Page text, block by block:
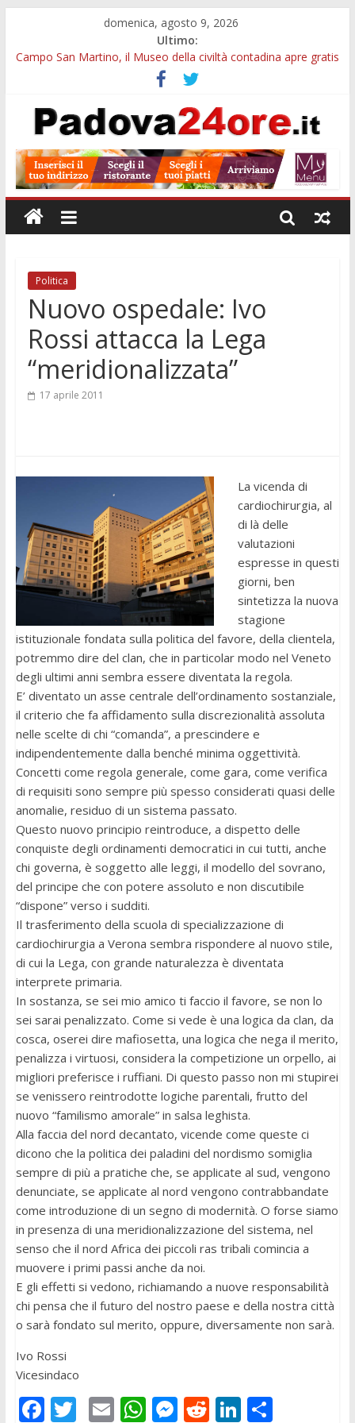
domenica, agosto 9, 2026
Ultimo:
Campo San Martino, il Museo della civiltà contadina apre gratis
Notturni al Museo di Geografia di Padova: visita tra globi,
atlanti e carte antiche
Campus estivo nei Musei Civici di Padova: arte e monumenti
Galleria Cavour, cento opere di Diana Migliorato tra colore,
poesia e musica a Padova
Cinema Arena Romana, stasera la commedia di Antonio
Albanese sotto le stelle a Padova
Politica
Nuovo ospedale: Ivo
Rossi attacca la Lega
“meridionalizzata”
17 aprile 2011
La vicenda di
cardiochirurgia, al
di là delle
valutazioni
espresse in questi
giorni, ben
sintetizza la nuova
stagione
istituzionale fondata sulla politica del favore, della clientela,
potremmo dire del clan, che in particolar modo nel Veneto
degli ultimi anni sembra essere diventata la regola.
E’ diventato un asse centrale dell’ordinamento sostanziale,
il criterio che fa affidamento sulla discrezionalità assoluta
nelle scelte di chi “comanda”, a prescindere e
indipendentemente dalla benché minima oggettività.
Concetti come regola generale, come gara, come verifica
di requisiti sono sempre più spesso considerati quasi delle
anomalie, residuo di un sistema passato.
Questo nuovo principio reintroduce, a dispetto delle
conquiste degli ordinamenti democratici in cui tutti, anche
chi governa, è soggetto alle leggi, il modello del sovrano,
del principe che con potere assoluto e non discutibile
“dispone” verso i sudditi.
Il trasferimento della scuola di specializzazione di
cardiochirurgia a Verona sembra rispondere al nuovo stile,
di cui la Lega, con grande naturalezza è diventata
interprete primaria.
In sostanza, se sei mio amico ti faccio il favore, se non lo
sei sarai penalizzato. Come si vede è una logica da clan, da
cosca, oserei dire mafiosetta, una logica che nega il merito,
penalizza i virtuosi, considera la competizione un orpello, ai
migliori preferisce i ruffiani. Di questo passo non mi stupirei
se venissero reintrodotte logiche parentali, frutto del
nuovo “familismo amorale” in salsa leghista.
Alla faccia del nord decantato, vicende come queste ci
dicono che la politica dei paladini del nordismo somiglia
sempre di più a pratiche che, se applicate al sud, vengono
denunciate, se applicate al nord vengono contrabbandate
come introduzione di un segno di modernità. O forse siamo
in presenza di una meridionalizzazione del sistema, nel
senso che il nord Africa dei piccoli ras tribali comincia a
muovere i primi passi anche da noi.
E gli effetti si vedono, richiamando a nuove responsabilità
chi pensa che il futuro del nostro paese e della nostra città
o sarà fondato sul merito, oppure, diversamente non sarà.
Ivo Rossi
Vicesindaco
F T E W M R Li C